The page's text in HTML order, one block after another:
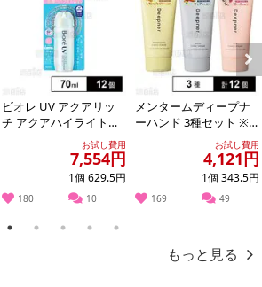
原料原産地表示制度]の経過措置期間の終
記載の原産国・原材料の表記が旧表記の場
いた上でお申込みください。なお、本理由
ンセル・返品交換は対応いたしかねます。
まれております。
料金合算払い、クレジットカード、dポイン
ビオレ UV アクアリッ
チ アクアハイライトロ
ーション 70ml ※商品改
お試し費用
7,554円
1個 629.5円
180 10
メンタームディープナ
ーハンド 3種セット ※
お試し費用
4,121円
1個 343.5円
169 49
Next
1 2 3 4 5
もっと見る